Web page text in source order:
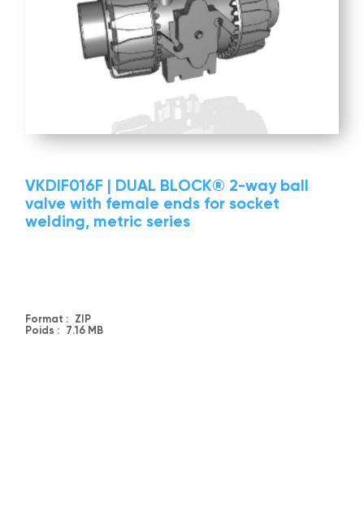
VKDIF016F | DUAL BLOCK® 2-way ball
valve with female ends for socket
welding, metric series
Format : ZIP
Poids : 7.16 MB